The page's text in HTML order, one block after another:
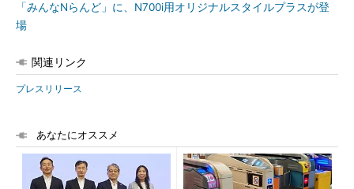
「みんなNらんど」に、N700i用オリジナルスタイルプラスが登
場
関連リンク
プレスリリース
あなたにオススメ